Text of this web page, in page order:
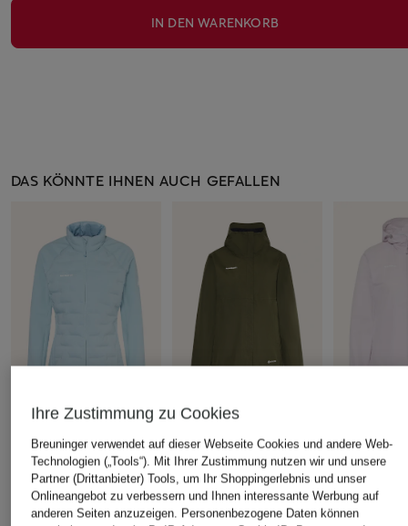
IN DEN WARENKORB
DAS KÖNNTE IHNEN AUCH GEFALLEN
MAMMUT
Hybrid-Steppjacke
SENDER IN
MAMMUT
Funktionsjacke
TREELINE LIGHT HS
MAMMUT
Softshell-
SO
Ihre Zustimmung zu Cookies
Breuninger verwendet auf dieser Webseite Cookies und andere Web-
Technologien („Tools“). Mit Ihrer Zustimmung nutzen wir und unsere
Partner (Drittanbieter) Tools, um Ihr Shoppingerlebnis und unser
Onlineangebot zu verbessern und Ihnen interessante Werbung auf
anderen Seiten anzuzeigen. Personenbezogene Daten können